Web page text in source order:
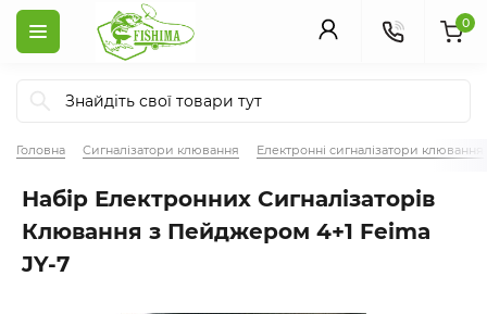
0
Головна Сигналізатори клювання Електронні сигналізатори клювання
Набір Електронних Сигналізаторів
Клювання з Пейджером 4+1 Feima
JY-7